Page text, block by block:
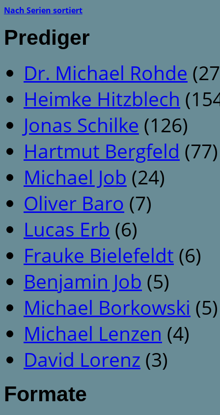
Nach Serien sortiert
Prediger
Dr. Michael Rohde
Heimke Hitzblech
Jonas Schilke (126)
Hartmut Bergfeld (77)
Michael Job (24)
Oliver Baro (7)
Lucas Erb (6)
Frauke Bielefeldt (6)
Benjamin Job (5)
Michael Borkowski (5)
Michael Lenzen (4)
David Lorenz (3)
Formate